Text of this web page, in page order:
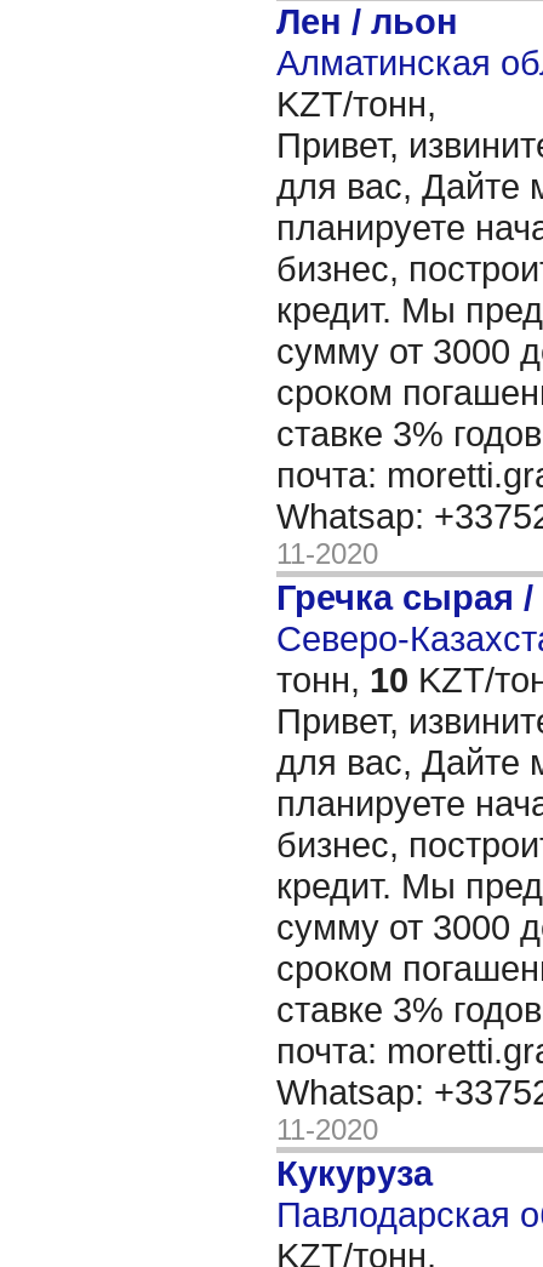
Лен / льон
Алматинская
KZT/тонн,
Привет,
для вас, Дайте
планируете
бизнес,
кредит. Мы
сумму от 3000
сроком
ставке 3%
почта:
Whatsap:
11-2020
Гречка сырая /
Северо-
тонн, 10 KZT/
Привет,
для вас, Дайте
планируете
бизнес,
кредит. Мы
сумму от 3000
сроком
ставке 3%
почта:
Whatsap:
11-2020
Кукуруза
Павлодарская
KZT/тонн,